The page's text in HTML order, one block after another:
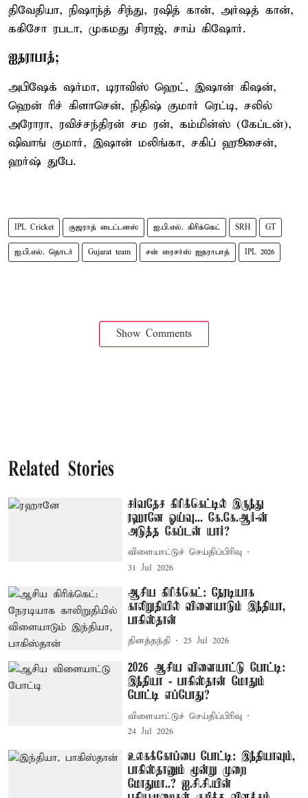
திவேதியா, நிஷாந்த் சிந்து, ரஷித் கான், அர்ஷத் கான்,
ககிசோ ரபடா, முகமது சிராஜ், சாய் கிஷோர்.
ஐதராபாத்;
அபிஷேக் ஷர்மா, டிராவிஸ் ஹெட், இஷான் கிஷன்,
ஹென் ரிச் கிளாசென், நிதிஷ் குமார் ரெட்டி, சலில்
அரோரா, ரவிச்சந்திரன் சம ரன், கம்மின்ஸ் (கேப்டன்),
ஷிவாங் குமார், இஷான் மலிங்கா, சகிப் ஹூசைன்,
ஹர்ஷ் துபே.
IPL Cricket குஜராத் டைட்டனஸ் ஐ.பி.எல். கிரிக்கெட் SRH GT
ஐ.பி.எல். தொடர் Gujarat team சன் ரைசர்ஸ் ஐதராபாத் IPL 2026
Show Comments
Related Stories
சர்வதேச கிரிக்கெட்டில் இருந்து
ரஹானே ஓய்வு... கே.கே.ஆர்-ன்
அடுத்த கேப்டன் யார்?
விளையாட்டுச் செய்திப்பிரிவு
31 Jul 2026
ஆசிய கிரிக்கெட்: நேரடியாக
காலிறுதியில் விளையாடும் இந்தியா,
பாகிஸ்தான்
தினத்தந்தி 25 Jul 2026
2026 ஆசிய விளையாட்டு போட்டி:
இந்தியா - பாகிஸ்தான் மோதும்
போட்டி எப்போது?
விளையாட்டுச் செய்திப்பிரிவு
24 Jul 2026
உலகக்கோப்பை போட்டி: இந்தியாவும்,
பாகிஸ்தானும் மூன்று முறை
மோதுமா..? ஐ.சி.சி.யின்